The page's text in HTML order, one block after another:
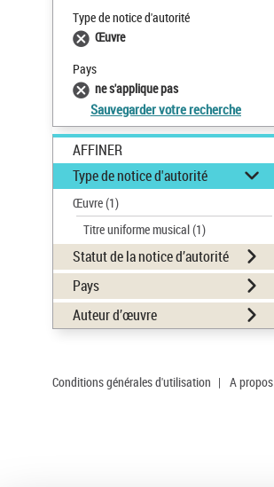
Type de notice d'autorité
Œuvre
Pays
ne s'applique pas
Sauvegarder votre recherche
AFFINER
Type de notice d'autorité
Œuvre(1)
Titre uniforme musical(1)
Statut de la notice d’autorité
Pays
Auteur d’œuvre
Conditions générales d'utilisation | A propos